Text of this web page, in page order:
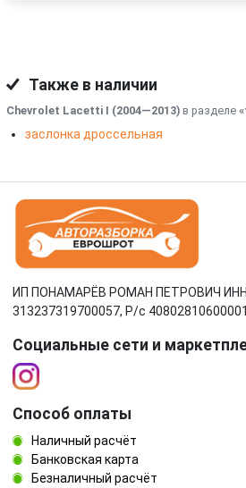
Также в наличии
Chevrolet Lacetti I (2004—2013) в разделе
заслонка дроссельная
ИП ПОНАМАРЁВ РОМАН ПЕТРОВИЧ ИНН:
313237319700057, Р/c
Социальные сети и
Способ оплаты
Наличный расчёт
Банковская карта
Безналичный расчёт